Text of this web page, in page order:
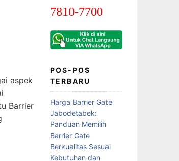
aspek
Barrier
7810-7700
POS-POS
TERBARU
Harga Barrier Gate
Jabodetabek:
Panduan Memilih
Barrier Gate
Berkualitas Sesuai
Kebutuhan dan